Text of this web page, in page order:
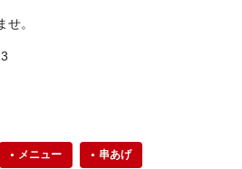
。
メニュー 串あげ